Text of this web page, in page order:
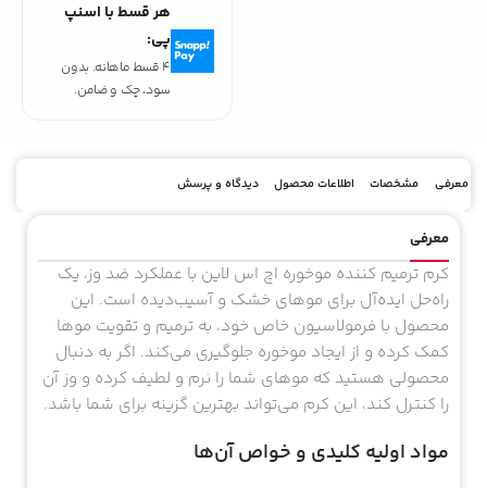
هر قسط با اسنپ
پی:
4 قسط ماهانه. بدون
سود، چک و ضامن.
معرفی مشخصات اطلاعات محصول دیدگاه و پرسش
معرفی
کرم ترمیم کننده موخوره اچ اس لاین با عملکرد ضد وز، یک
راه‌حل ایده‌آل برای موهای خشک و آسیب‌دیده است. این
محصول با فرمولاسیون خاص خود، به ترمیم و تقویت موها
کمک کرده و از ایجاد موخوره جلوگیری می‌کند. اگر به دنبال
محصولی هستید که موهای شما را نرم و لطیف کرده و وز آن
را کنترل کند، این کرم می‌تواند بهترین گزینه برای شما باشد.
مواد اولیه کلیدی و خواص آن‌ها